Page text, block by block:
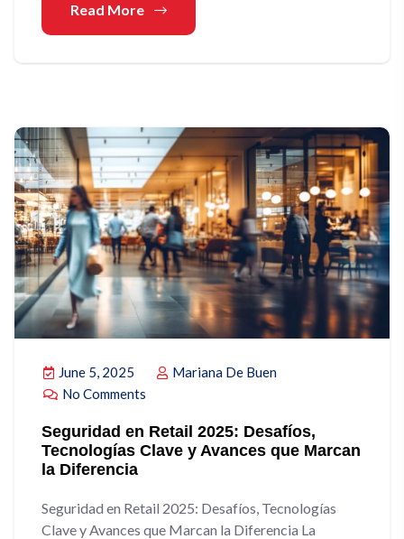
Read More
June 5, 2025
Mariana De Buen
No Comments
Seguridad en Retail 2025: Desafíos,
Tecnologías Clave y Avances que Marcan
la Diferencia
Seguridad en Retail 2025: Desafíos, Tecnologías
Clave y Avances que Marcan la Diferencia La